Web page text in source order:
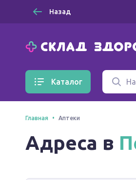
Назад
Каталог
Главная Аптеки
Адреса в